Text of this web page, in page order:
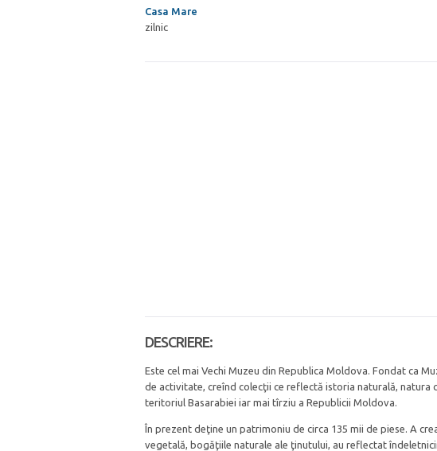
Casa Mare
zilnic
DESCRIERE:
Este cel mai Vechi Muzeu din Republica Moldova. Fondat ca
de activitate, creînd colecţii ce reflectă istoria naturală,
teritoriul Basarabiei iar mai tîrziu a Republicii Moldova.
În prezent deţine un patrimoniu de circa 135 mii de piese. A
vegetală, bogăţiile naturale ale ţinutului, au reflectat